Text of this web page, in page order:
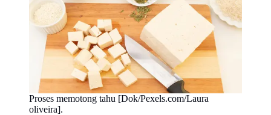
Proses memotong tahu [Dok/Pexels.com/Laura
oliveira].